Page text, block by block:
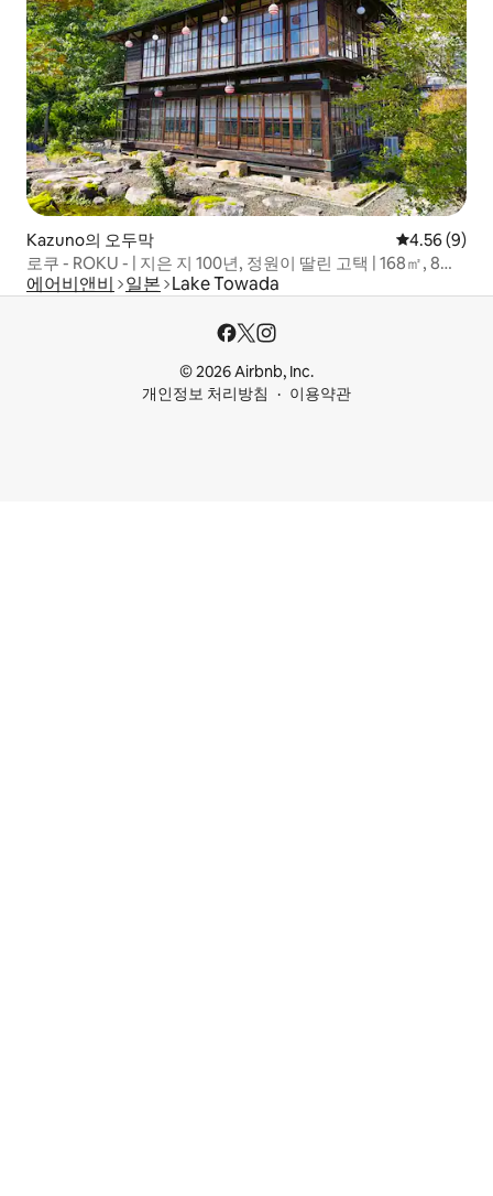
Kazuno의 오두막 평점 4.56점
4.56 (9)
로쿠 - ROKU - | 지은 지 100년, 정원이 딸린 고택 | 168㎡, 8명
수용 가능, 넓음
에어비앤비 일본 Lake Towada
© 2026 Airbnb, Inc.
개인정보 처리방침
이용약관